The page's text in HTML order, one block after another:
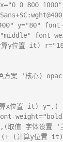
0 800
y="80"
font-
算y位置 it)
案 '核心)
x位置 it)
字体设置 '
计算y位置